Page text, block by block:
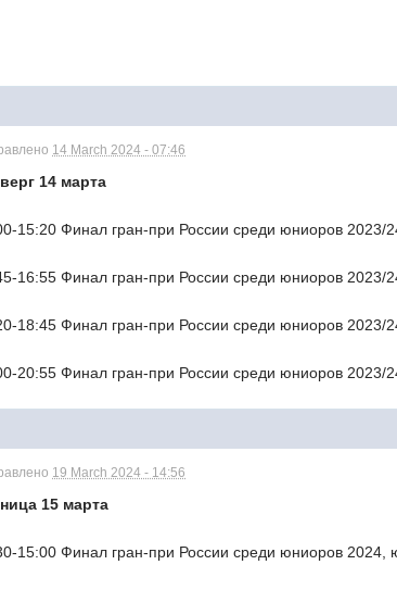
14 March 2024 - 07:46
14 марта
15:20 Финал гран-при России среди юниоров 2023/
16:55 Финал гран-при России среди юниоров
18:45 Финал гран-при России среди юниоров 2023/
20:55 Финал гран-при России среди юниоров 2023/
19 March 2024 - 14:56
15 марта
15:00 Финал гран-при России среди юниоров